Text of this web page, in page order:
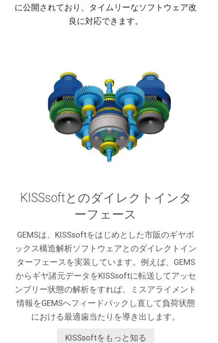
に公開されており、タイムリーなソフトウェア改
良に対応できます。
KISSsoftとのダイレクトインタ
ーフェース
GEMSは、KISSsoftをはじめとした市販のギヤボ
ックス構造解析ソフトウェアとのダイレクトイン
ターフェースを実装しています。例えば、GEMS
からギヤ諸元データをKISSsoftに転送してアッセ
ンブリー状態の解析をすれば、ミスアライメント
情報をGEMSへフィードバックし直して負荷状態
における最適歯当たりを導き出します。
KISSsoftをもっと知る